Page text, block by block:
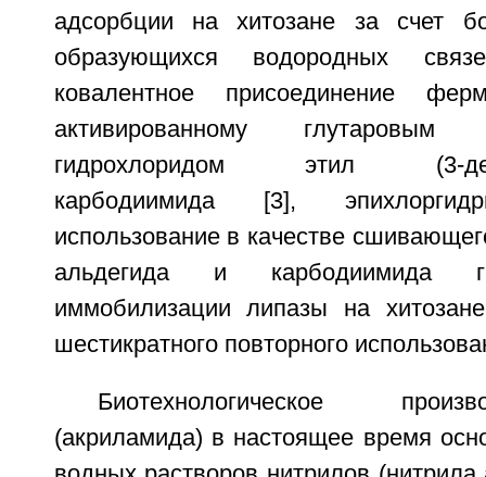
адсорбции на хитозане за счет
образующихся водородных
ковалентное присоединение
активированному
гидрохлоридом этил (3-
карбодиимида [3],
использование в качестве
альдегида и карбодиимида
иммобилизации липазы на
шестикратного повторного
Биотехнологическое
(акриламида) в настоящее время